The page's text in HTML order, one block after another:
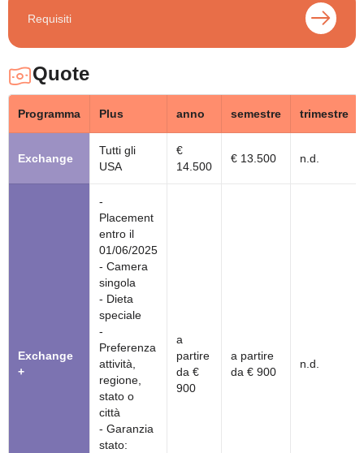
Requisiti
Quote
Programma Plus anno semestre trimestre
Exchange
Tutti gli
USA
€
14.500
€ 13.500 n.d.
Exchange
+
-
Placement
entro il
01/06/2025
- Camera
singola
- Dieta
speciale
-
Preferenza
attività,
regione,
stato o
città
- Garanzia
stato:
a
partire
da €
900
a partire
da € 900
n.d.